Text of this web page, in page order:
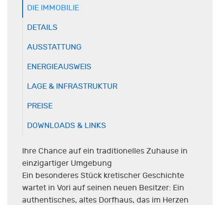
DIE IMMOBILIE
DETAILS
AUSSTATTUNG
ENERGIEAUSWEIS
LAGE & INFRASTRUKTUR
PREISE
DOWNLOADS & LINKS
Ihre Chance auf ein traditionelles Zuhause in
einzigartiger Umgebung
Ein besonderes Stück kretischer Geschichte
wartet in Vori auf seinen neuen Besitzer: Ein
authentisches, altes Dorfhaus, das im Herzen